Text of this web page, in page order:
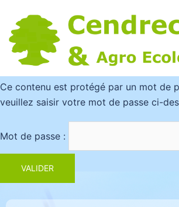
content
Ce contenu est protégé par un mot de
veuillez saisir votre mot de passe ci-
Mot de passe :